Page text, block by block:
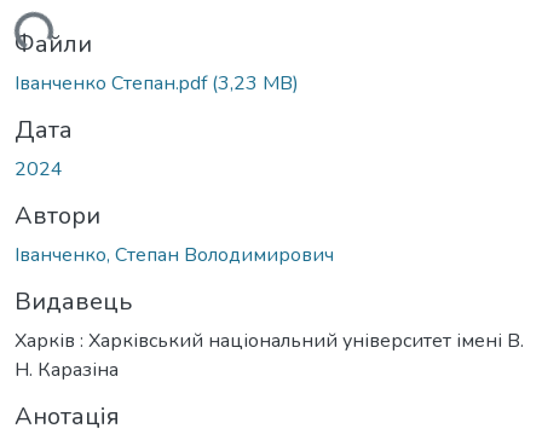
Файли
Іванченко Степан.pdf(3,23 MB)
Дата
2024
Автори
Іванченко, Степан Володимирович
Видавець
Харків : Харківський національний університет імені В.
Н. Каразіна
Анотація